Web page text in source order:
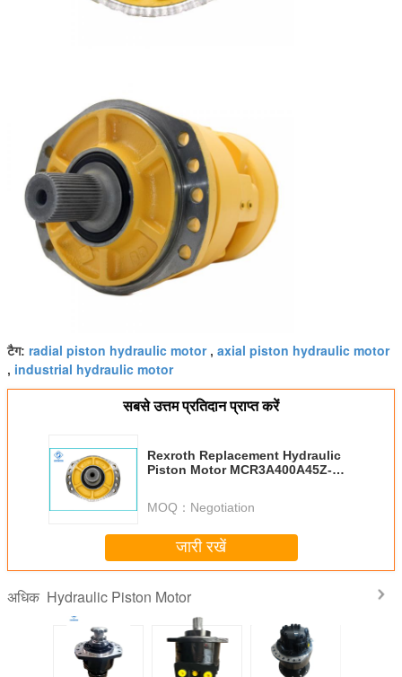
टैग: radial piston hydraulic motor, axial piston hydraulic motor
, industrial hydraulic motor
सबसे उत्तम प्रतिदान प्राप्त करें
Rexroth Replacement Hydraulic
Piston Motor MCR3A400A45Z-
MOQ： Negotiation
जारी रखें
अधिक Hydraulic Piston Motor